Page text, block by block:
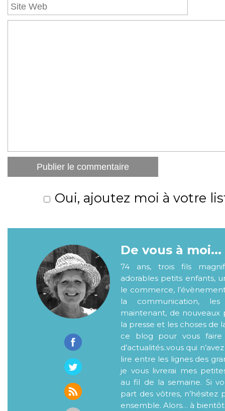
Oui, ajoutez moi à votre
De vous à moi...
74 ans, trois fils
adorables petits enfants,
le commerce,
la communication,
maintenant, de nouveaux
la presse et les choses de
ce blog pour vous faire
d’actualités..vous qui
lire entre les lignes des
je vous livrerai mes
au fil de la semaine. Si
part des vôtres, n’hésitez
ensemble. Alors… à bientôt